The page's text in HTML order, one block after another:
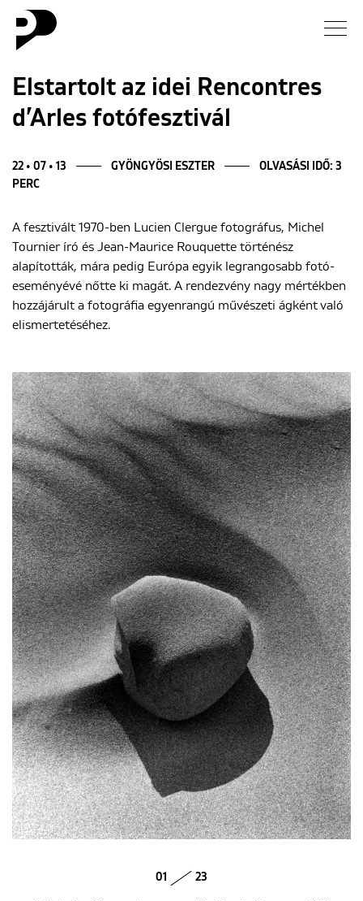
Hírek
Galéria
Interjú
Blog
ENGLISH
Elstartolt az idei Rencontres
d’Arles fotófesztivál
22 • 07 • 13 GYÖNGYÖSI ESZTER
OLVASÁSI IDŐ: 3
PERC
A fesztivált 1970-ben Lucien Clergue fotográfus, Michel
Tournier író és Jean-Maurice Rouquette történész
alapították, mára pedig Európa egyik legrangosabb fotó-
eseményévé nőtte ki magát. A rendezvény nagy mértékben
hozzájárult a fotográfia egyenrangú művészeti ágként való
elismertetéséhez.
01 23